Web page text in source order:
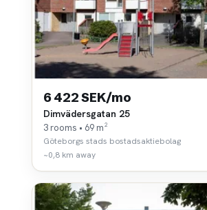
6 422 SEK/mo
Dimvädersgatan 25
3 rooms • 69 m²
Göteborgs stads bostadsaktiebolag
~0,8 km away